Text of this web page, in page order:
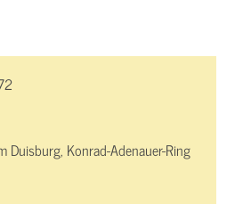
Duisburg, Konrad-Adenauer-Ring